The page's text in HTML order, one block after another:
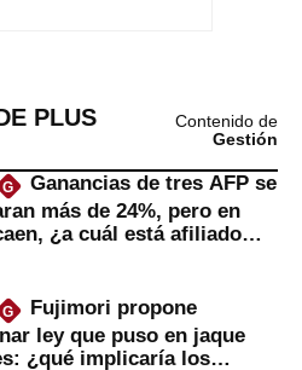
PLUS
Contenido de
Gestión
G
Ganancias de tres AFP se
más de 24%, pero en
¿a cuál está afiliado
G
Fujimori propone
ley que puso en jaque
¿qué implicaría los